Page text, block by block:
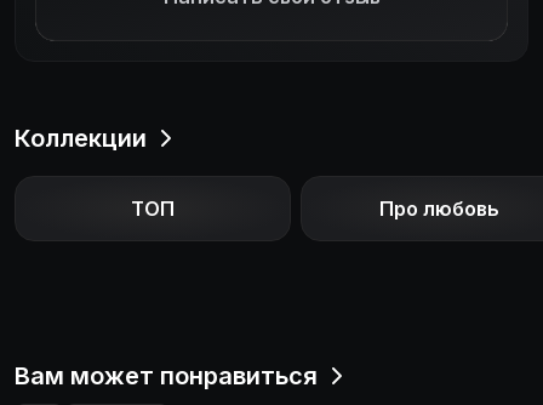
Коллекции
ТОП Про любовь
Вам может понравиться